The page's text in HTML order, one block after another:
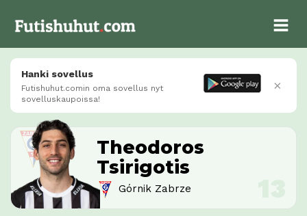
Hanki sovellus
Futishuhut.comin oma sovellus nyt
sovelluskaupoissa!
×
Theodoros
Tsirigotis
Górnik Zabrze